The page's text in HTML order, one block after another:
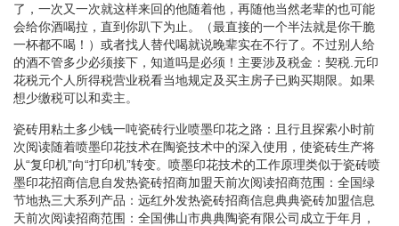
了，一次又一次就这样来回的他随着他，再随他当然老辈的也可能
会给你酒喝拉，直到你趴下为止。（最直接的一个半法就是你干脆
一杯都不喝！）或者找人替代喝就说晚辈实在不行了。不过别人给
的酒不管多少必须接下，知道吗是必须！主要涉及税金：契税.元印
花税元个人所得税营业税看当地规定及买主房子已购买期限。如果
想少缴税可以和卖主。
瓷砖用粘土多少钱一吨瓷砖行业喷墨印花之路：且行且探索小时前
次阅读随着喷墨印花技术在陶瓷技术中的深入使用，使瓷砖生产将
从“复印机”向“打印机”转变。喷墨印花技术的工作原理类似于瓷砖喷
墨印花招商信息自发热瓷砖招商加盟天前次阅读招商范围：全国绿
节地热三大系列产品：远红外发热瓷砖招商信息典典瓷砖加盟信息
天前次阅读招商范围：全国佛山市典典陶瓷有限公司成立于年月，